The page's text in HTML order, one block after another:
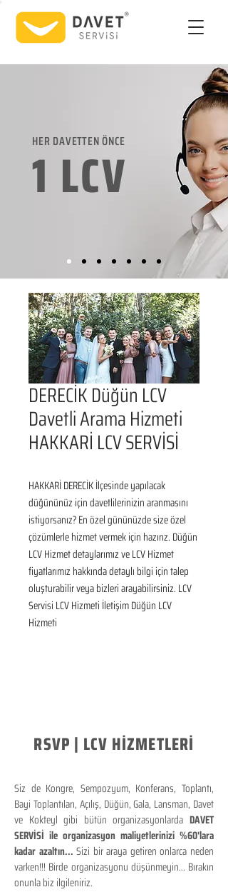
HER DAVETTEN ÖNCE
1 LCV
DERECİK Düğün LCV
Davetli Arama Hizmeti
HAKKARİ LCV SERVİSİ
HAKKARİ DERECİK İlçesinde yapılacak
düğününüz için davetlilerinizin aranmasını
istiyorsanız? En özel gününüzde size özel
çözümlerle hizmet vermek için hazırız. Düğün
LCV Hizmet detaylarımız ve LCV Hizmet
fiyatlarımız hakkında detaylı bilgi için talep
oluşturabilir veya bizleri arayabilirsiniz. LCV
Servisi LCV Hizmeti İletişim Düğün LCV
Hizmeti
RSVP | LCV HİZMETLERİ
Siz de Kongre, Sempozyum, Konferans, Toplantı,
Bayi Toplantıları, Açılış, Düğün, Gala, Lansman, Davet
ve Kokteyl gibi bütün organizasyonlarda DAVET
SERVİSİ ile organizasyon maliyetlerinizi %60'lara
kadar azaltın...Sizi bir araya getiren onlarca neden
varken!!! Birde organizasyonu düşünmeyin... Bırakın
onunla biz ilgileniriz.